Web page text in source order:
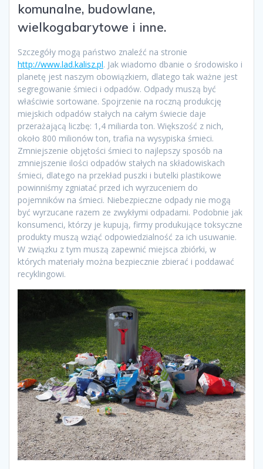
komunalne, budowlane,
wielkogabarytowe i inne.
Szczegóły mogą państwo znaleźć na stronie
http://www.lad.kalisz.pl. Jak wiadomo dbanie o środowisko i
planetę jest naszym obowiązkiem, dlatego tak ważne jest
segregowanie śmieci i odpadów. Odpady muszą być
właściwie sortowane. Spojrzenie na roczną produkcję
miejskich odpadów stałych na całym świecie daje
przerażającą liczbę: 1,4 miliarda ton. Większość z nich,
około 800 milionów ton, trafia na wysypiska śmieci.
Zmniejszenie objętości śmieci to najlepszy sposób na
zmniejszenie ilości odpadów stałych na składowiskach
śmieci, dlatego na przekład puszki i butelki plastikowe
powinniśmy zgniatać przed ich wyrzuceniem do
pojemników na śmieci. Niebezpieczne odpady nie mogą
być wyrzucane razem ze zwykłymi odpadami. Podobnie jak
konsumenci, którzy je kupują, firmy produkujące toksyczne
produkty muszą wziąć odpowiedzialność za ich usuwanie.
W związku z tym muszą zapewnić miejsca zbiórki, w
których materiały można bezpiecznie zbierać i poddawać
recyklingowi.